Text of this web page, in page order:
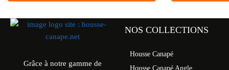
Grâce à notre gamme de
NOS COLLECTIONS
Housse Canapé
Housse Canapé Angle